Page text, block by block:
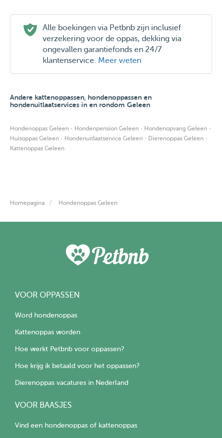
Alle boekingen via Petbnb zijn inclusief
verzekering voor de oppas, dekking via
ongevallen garantiefonds en 24/7
klantenservice. Meer weten
Andere kattenoppassen, hondenoppassen en
hondenuitlaatservices in en rondom Geleen
Hondenoppas Geleen · Hondenpension Geleen · Hondenopvang Geleen ·
Huisoppas Geleen · Hondenuitlaatservice Geleen · Dierenoppas Geleen ·
Kattenoppas Geleen
Homepagina Hondenoppas Geleen
VOOR OPPASSEN
Word hondenoppas
Kattenoppas worden
Hoe werkt Petbnb voor oppassen?
Hoe krijg ik betaald voor het oppassen?
Dierenoppas vacatures in Nederland
VOOR BAASJES
Vind een hondenoppas of kattenoppas